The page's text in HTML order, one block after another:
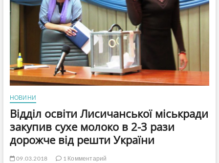
на
закупівлю
продуктів
харчування
для
навчального
закладу
НОВИНИ
Відділ освіти Лисичанської міськради
закупив сухе молоко в 2-3 рази
дорожче від решти України
09.03.2018
1 Комментарий